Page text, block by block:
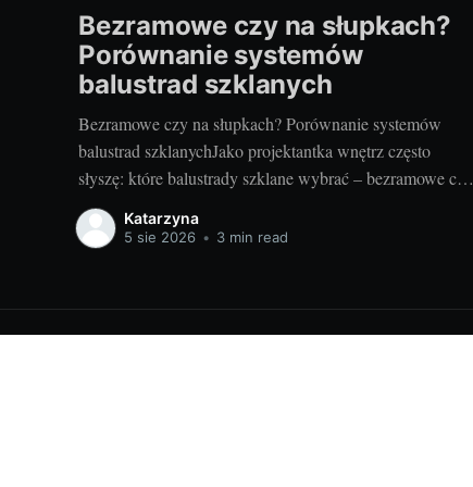
Bezramowe czy na słupkach?
Porównanie systemów
balustrad szklanych
Bezramowe czy na słupkach? Porównanie systemów
balustrad szklanychJako projektantka wnętrz często
słyszę: które balustrady szklane wybrać – bezramowe czy
na słupkach? Oba systemy potrafią wyglądać zjawiskowo
i podnieść wartość nieruchomości, ale różnią się
w domach, mieszkaniach i obiektach usługowych. Czym
Katarzyna
5 sie 2026 • 3 min read